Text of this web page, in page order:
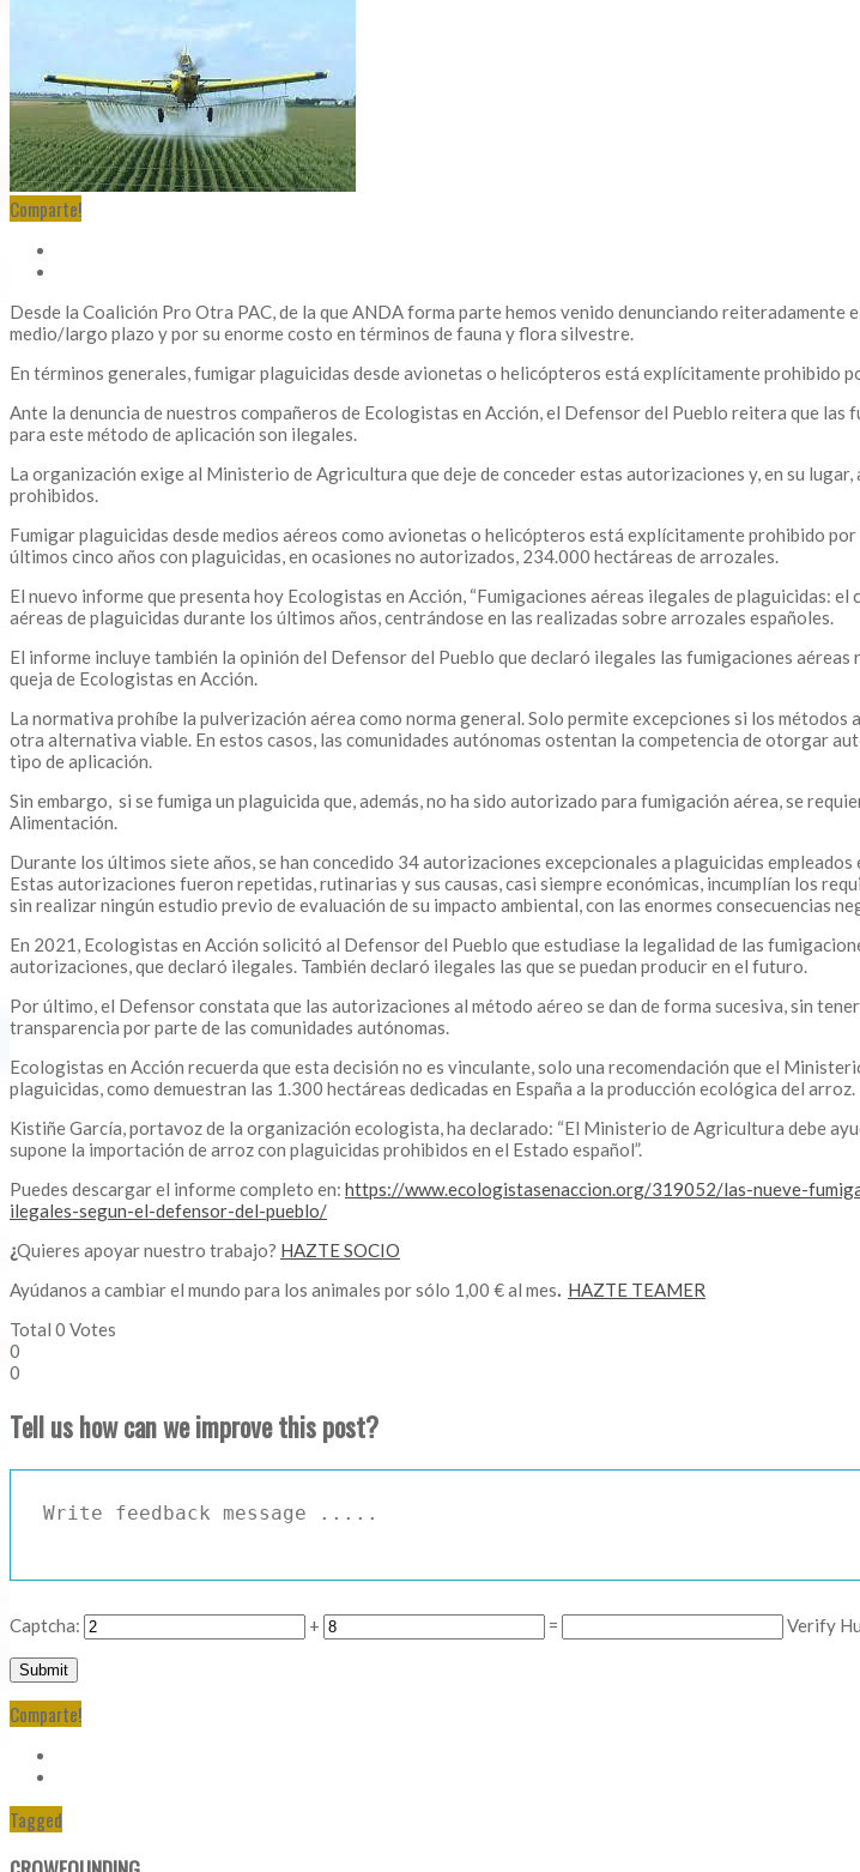
Comparte!
Desde la Coalición Pro Otra PAC, de la que ANDA forma parte hemos venido denunciando
medio/largo plazo y por su enorme costo en términos de fauna y flora silvestre.
En términos generales, fumigar plaguicidas desde avionetas o helicópteros está explícitamente prohibido
Ante la denuncia de nuestros compañeros de Ecologistas en Acción, el Defensor del Pueblo reitera que
para este método de aplicación son ilegales.
La organización exige al Ministerio de Agricultura que deje de conceder estas autorizaciones y, en su
prohibidos.
Fumigar plaguicidas desde medios aéreos como avionetas o helicópteros está explícitamente prohibido
últimos cinco años con plaguicidas, en ocasiones no autorizados, 234.000 hectáreas de arrozales.
El nuevo informe que presenta hoy Ecologistas en Acción, “Fumigaciones aéreas ilegales de plaguicidas:
aéreas de plaguicidas durante los últimos años, centrándose en las realizadas sobre arrozales españoles.
El informe incluye también la opinión del Defensor del Pueblo que declaró ilegales las fumigaciones
queja de Ecologistas en Acción.
La normativa prohíbe la pulverización aérea como norma general. Solo permite excepciones si los
otra alternativa viable. En estos casos, las comunidades autónomas ostentan la competencia de otorgar
tipo de aplicación.
Sin embargo, si se fumiga un plaguicida que, además, no ha sido autorizado para fumigación aérea, se
Alimentación.
Durante los últimos siete años, se han concedido 34 autorizaciones excepcionales a plaguicidas
Estas autorizaciones fueron repetidas, rutinarias y sus causas, casi siempre económicas, incumplían los
sin realizar ningún estudio previo de evaluación de su impacto ambiental, con las enormes consecuencias
En 2021, Ecologistas en Acción solicitó al Defensor del Pueblo que estudiase la legalidad de las
autorizaciones, que declaró ilegales. También declaró ilegales las que se puedan producir en el futuro.
Por último, el Defensor constata que las autorizaciones al método aéreo se dan de forma sucesiva, sin
transparencia por parte de las comunidades autónomas.
Ecologistas en Acción recuerda que esta decisión no es vinculante, solo una recomendación que el
plaguicidas, como demuestran las 1.300 hectáreas dedicadas en España a la producción ecológica del arroz.
Kistiñe García, portavoz de la organización ecologista, ha declarado: “El Ministerio de Agricultura debe
supone la importación de arroz con plaguicidas prohibidos en el Estado español”.
Puedes descargar el informe completo en: https://www.ecologistasenaccion.org/319052/las-nueve-
ilegales-segun-el-defensor-del-pueblo/
¿Quieres apoyar nuestro trabajo? HAZTE SOCIO
Ayúdanos a cambiar el mundo para los animales por sólo 1,00 € al mes. HAZTE TEAMER
Total 0 Votes
0
0
Tell us how can we improve this post?
Captcha: + = Verify
Comparte!
Tagged